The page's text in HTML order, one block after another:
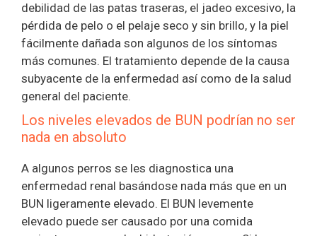
debilidad de las patas traseras, el jadeo excesivo, la
pérdida de pelo o el pelaje seco y sin brillo, y la piel
fácilmente dañada son algunos de los síntomas
más comunes. El tratamiento depende de la causa
subyacente de la enfermedad así como de la salud
general del paciente.
Los niveles elevados de BUN podrían no ser
nada en absoluto
A algunos perros se les diagnostica una
enfermedad renal basándose nada más que en un
BUN ligeramente elevado. El BUN levemente
elevado puede ser causado por una comida